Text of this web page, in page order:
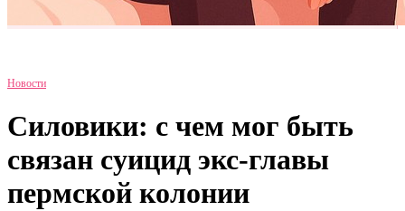
Новости
Силовики: с чем мог быть
связан суицид экс-главы
пермской колонии